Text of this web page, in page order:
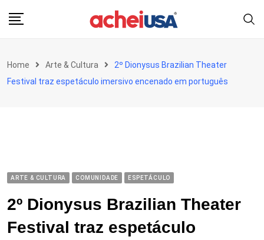
Home Arte & Cultura
2º Dionysus Brazilian Theater
Festival traz espetáculo imersivo encenado em português
ARTE & CULTURA COMUNIDADE ESPETÁCULO
2º Dionysus Brazilian Theater
Festival traz espetáculo